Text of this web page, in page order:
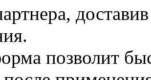
позволит